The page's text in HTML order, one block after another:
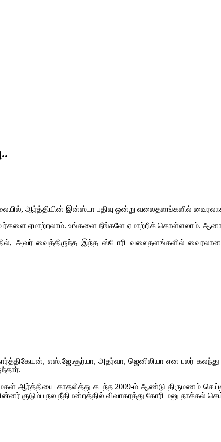
ஆர்த்தியின் இன்ஸ்டா பதிவு ஒன்று வலைதளங்களில் வைரலாகி
ஏமாற்றலாம். உங்களை நீங்களே ஏமாற்றிக் கொள்ளலாம். ஆனால்,
அவர் வைத்திருந்த இந்த ஸ்டோரி வலைதளங்களில்
எஸ்.ஜே.சூர்யா, அதர்வா, ஜெனிலியா என பலர்
மகள் ஆர்த்தியை காதலித்து கடந்த 2009-ம் ஆண்டு திருமணம்
குடும்ப நல நீதிமன்றத்தில் விவாகரத்து கோரி மனு தாக்கல்